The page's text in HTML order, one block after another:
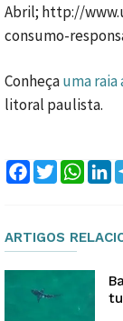
Abril; http://
consumo-
Conheçauma raia
litoral paulista.
Facebook
Twitter
ARTIGOS